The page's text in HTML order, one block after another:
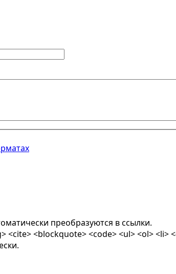
преобразуются в ссылки.
<cite> <blockquote> <code> <ul> <ol> <li>